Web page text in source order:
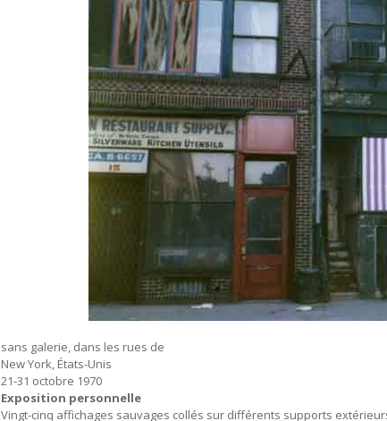
sans galerie, dans les rues de
New York, États-Unis
21-31 octobre 1970
Exposition personnelle
Vingt-cinq affichages sauvages collés sur différents supports